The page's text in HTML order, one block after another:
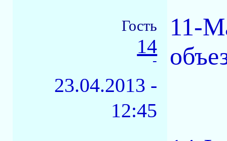
Гость
14
-
23.04.2013 -
12:45
11-